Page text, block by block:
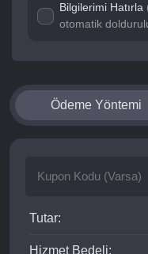
Bilgilerimi Hatırla
otomatik
Ödeme Yöntemi
Tutar:
Hizmet Bedeli: